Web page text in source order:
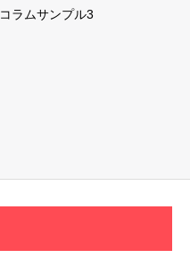
コラムサンプル3